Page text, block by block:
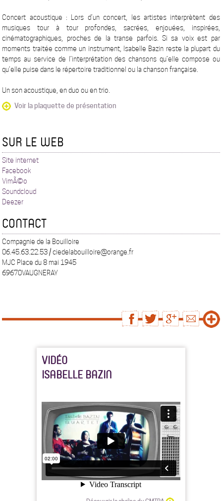
Concert acoustique : Lors d’un concert, les artistes interprètent des
musiques tour à tour profondes, sacrées, enjouées, inspirées,
cinématographiques, proches de la transe parfois. Si sa voix est par
moments traitée comme un instrument, Isabelle Bazin reste la plupart du
temps au service de l’interprétation des chansons qu’elle compose ou
qu’elle puise dans le répertoire traditionnel ou la chanson française.
Un son acoustique, en duo ou en trio.
Voir la plaquette de présentation
SUR LE WEB
Site internet
Facebook
VimÃ©o
Soundcloud
Deezer
CONTACT
Compagnie de la Bouilloire
06.45.63.22.53 / ciedelabouilloire@orange.fr
MJC Place du 8 mai 1945
69670VAUGNERAY
VIDÉO
ISABELLE BAZIN